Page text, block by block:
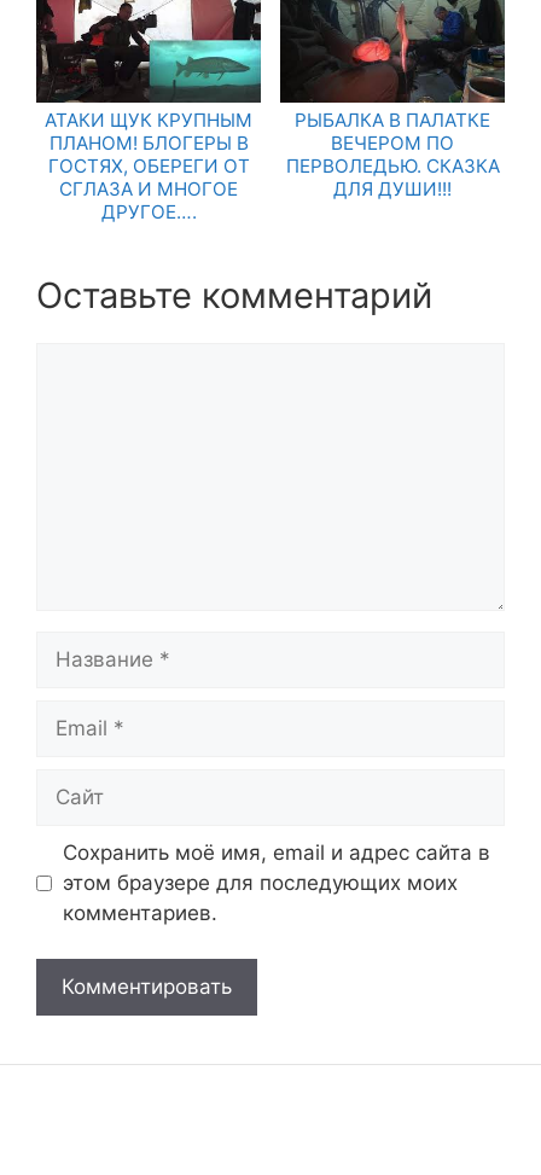
АТАКИ ЩУК КРУПНЫМ
ПЛАНОМ! БЛОГЕРЫ В
ГОСТЯХ, ОБЕРЕГИ ОТ
СГЛАЗА И МНОГОЕ
ДРУГОЕ….
РЫБАЛКА В ПАЛАТКЕ
ВЕЧЕРОМ ПО
ПЕРВОЛЕДЬЮ. СКАЗКА
ДЛЯ ДУШИ!!!
Оставьте комментарий
Сохранить моё имя, email и адрес сайта в
этом браузере для последующих моих
комментариев.